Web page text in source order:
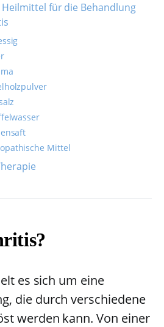
für die Behandlung
Mittel
es sich um eine
die durch verschiedene
werden kann. Von einer